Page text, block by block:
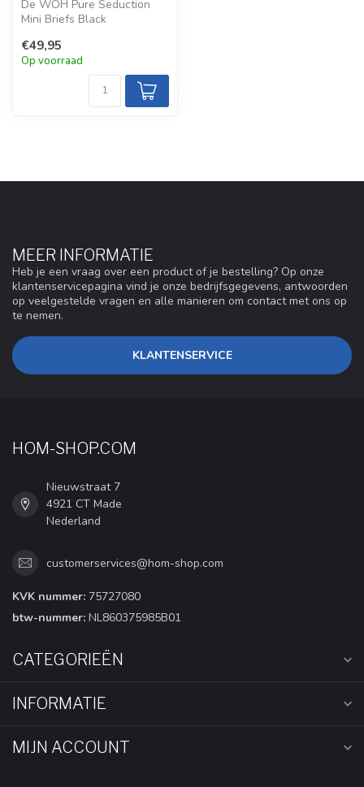
De WOH Pure Seduction
Mini Briefs Black
basis met goudkleu...
€49,95
Op voorraad
MEER INFORMATIE
Heb je een vraag over een product of je bestelling? Op onze
klantenservicepagina vind je onze bedrijfsgegevens, antwoorden
op veelgestelde vragen en alle manieren om contact met ons op
te nemen.
KLANTENSERVICE
HOM-SHOP.COM
Nieuwstraat 7
4921 CT Made
Nederland
customerservices@hom-shop.com
KVK nummer: 75727080
btw-nummer: NL860375985B01
CATEGORIEËN
INFORMATIE
MIJN ACCOUNT